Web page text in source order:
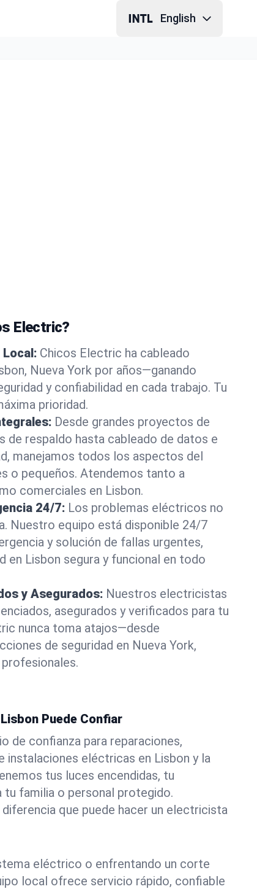
English
Electric?
Local: Chicos Electric ha cableado
Nueva York por años—ganando
y confiabilidad en cada trabajo. Tu
prioridad.
Desde grandes proyectos de
de respaldo hasta cableado de datos e
manejamos todos los aspectos del
o pequeños. Atendemos tanto a
comerciales en Lisbon.
24/7: Los problemas eléctricos no
Nuestro equipo está disponible 24/7
y solución de fallas urgentes,
en Lisbon segura y funcional en todo
y Asegurados: Nuestros electricistas
asegurados y verificados para tu
nunca toma atajos—desde
de seguridad en Nueva York,
Puede Confiar
de confianza para reparaciones,
instalaciones eléctricas en Lisbon y la
tus luces encendidas, tu
familia o personal protegido.
que puede hacer un electricista
eléctrico o enfrentando un corte
local ofrece servicio rápido, confiable